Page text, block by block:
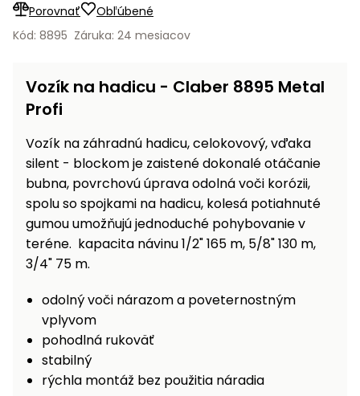
Čerpadlá
a
vodárne
Vysokotlakové
umývačky
stroje
Snežné
frézy
Odhŕňače
a lopaty
na sneh
Postrekovače
a rosiče
Príslušenstvo
Príslušenstvo
Bagre
Porovnať
Obľúbené
Kód: 8895 Záruka: 24 mesiacov
Vozík na hadicu - Claber 8895 Metal
Profi
Vozík na záhradnú hadicu, celokovový, vďaka
silent - blockom je zaistené dokonalé otáčanie
bubna, povrchovú úprava odolná voči korózii,
spolu so spojkami na hadicu, kolesá potiahnuté
gumou umožňujú jednoduché pohybovanie v
teréne. kapacita návinu 1/2" 165 m, 5/8" 130 m,
3/4" 75 m.
odolný voči nárazom a poveternostným
vplyvom
pohodlná rukoväť
stabilný
rýchla montáž bez použitia náradia